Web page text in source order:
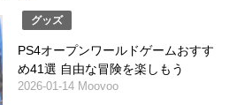
グッズ
PS4オープンワールドゲームおすす
め41選 自由な冒険を楽しもう
2026-01-14 Moovoo